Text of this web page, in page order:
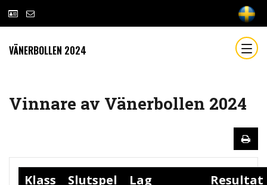
VÄNERBOLLEN 2024
Vinnare av Vänerbollen 2024
Klass Slutspel Lag Resultat